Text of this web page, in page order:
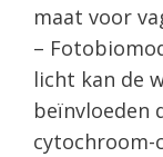
maat voor
–
licht kan de
beïnvloeden
cytochroom-